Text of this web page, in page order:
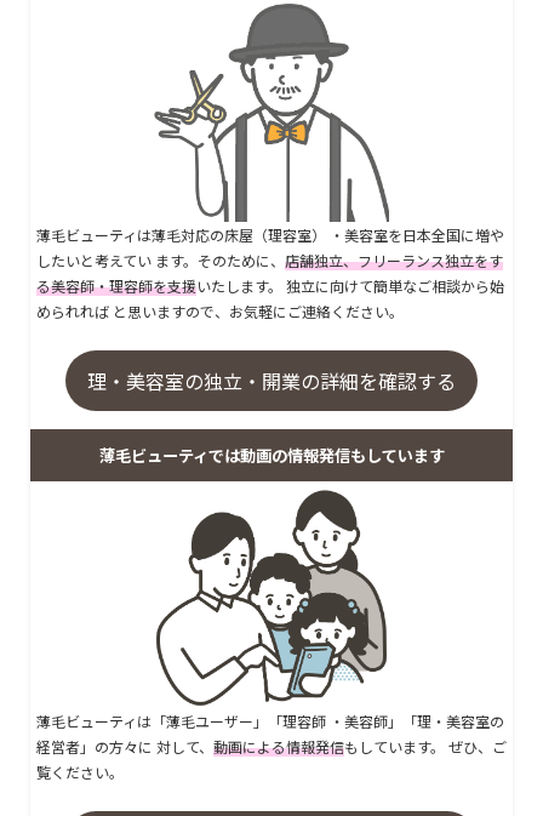
薄毛ビューティは薄毛対応の床屋（理容室） ・美容室を日本全国に増や
したいと考えてい ます。そのために、 店舗独立、フリーランス独立をす
る美容師・理容師を支援いたします。 独立に向けて簡単なご相談から始
められれば と思いますので、お気軽にご連絡ください。
理・美容室の独立・開業の詳細を確認する
薄毛ビューティでは動画の情報発信もしています
薄毛ビューティは「薄毛ユーザー」「理容師 ・美容師」「理・美容室の
経営者」の方々に 対して、 動画による情報発信もしています。 ぜひ、ご
覧ください。